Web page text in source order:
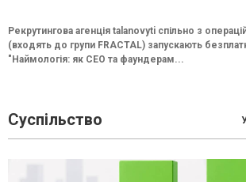
Рекрутингова агенція talanovyti спільно з
(входять до групи FRACTAL) запускають
"Наймологія: як СEO та фаундерам...
Суспільство